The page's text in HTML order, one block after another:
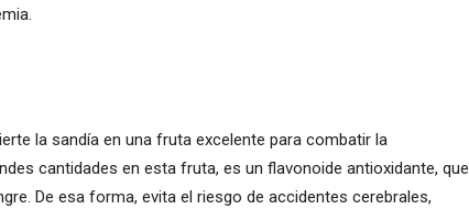
la sandía en una fruta excelente para combatir la
cantidades en esta fruta, es un flavonoide antioxidante, que
De esa forma, evita el riesgo de accidentes cerebrales,